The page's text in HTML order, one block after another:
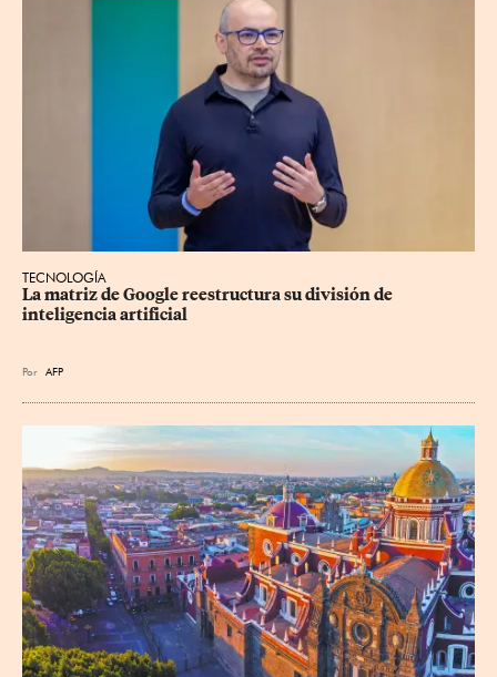
TECNOLOGÍA
La matriz de Google reestructura su división de
inteligencia artificial
Por AFP